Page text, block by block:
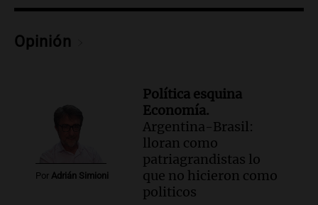
Audio.Embajada china en Argentina
respeto a la soberanía nacional
Suspenden viaje a Catamarca por
alerta meteorológico de ministros
Santini y Caputo
Audio.Incremento del precio de la
carne frente a la pasta artesanal en
Opinión
Por Adrián Simioni
Política esquina
Economía.
Argentina-Brasil:
lloran como
patriagrandistas lo
que no hicieron como
politicos